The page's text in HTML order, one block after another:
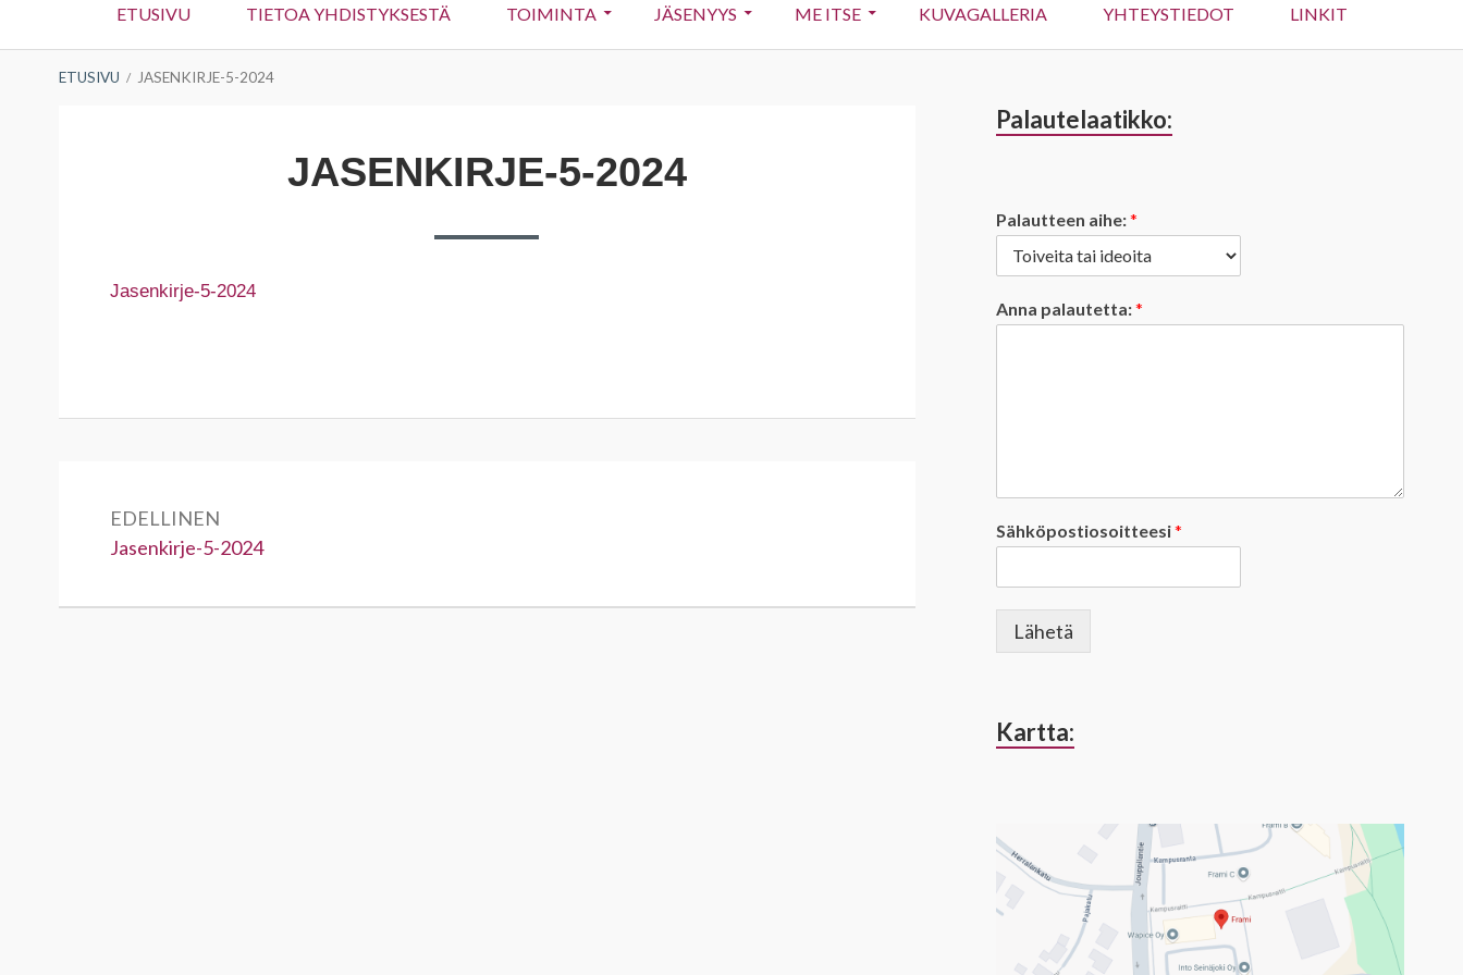
valikko
ETUSIVU TIETOA YHDISTYKSESTÄ TOIMINTA JÄSENYYS ME ITSE KUVAGALLERIA YHTEYSTIEDOT LINKIT
MURUPOLKU
ETUSIVU JASENKIRJE-5-2024
JASENKIRJE-5-2024
Jasenkirje-5-2024
selaus
EDELLINEN
Edellinen:
Jasenkirje-5-2024
Sivupalkki
Palautelaatikko:
Palautteen aihe:*
Anna palautetta:*
Sähköpostiosoitteesi*
Lähetä
Kartta: